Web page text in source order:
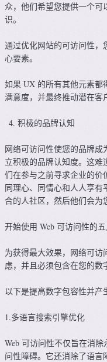
众，他们希望您提供一个
识。
通过优化网站的可访问性，
心要素。
如果 UX 的所有其他元素都
满意度，并最终推动潜在客
积极的品牌认知
网络可访问性使您的品牌
立积极的品牌认知度。这
们在参与之前寻求企业的价
同理心、同情心和人人享
合的人社区，然后他们会为
开始使用 Web 可访问性的
为获得最大效果，网络可
虑，并且必须包含在您的数
以下是提高数字包容性并产
1.多语言搜索引擎优化
Web 可访问性不仅旨在消
问性障碍。它还消除了语